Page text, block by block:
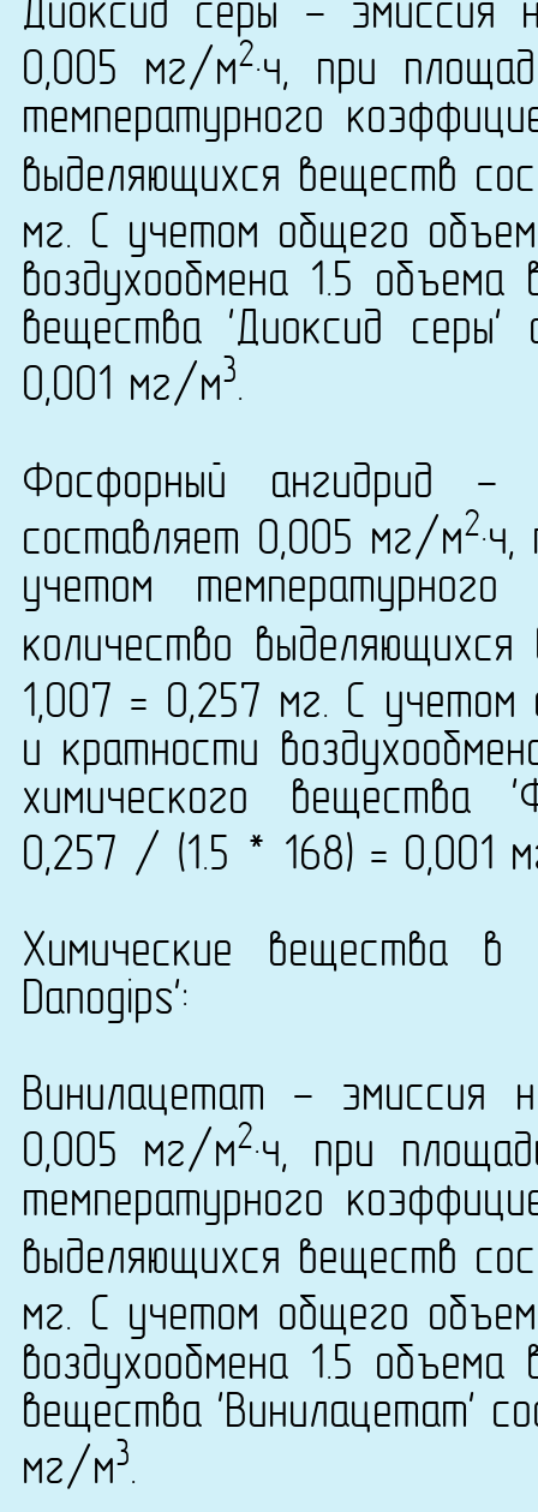
Диоксид серы - эмиссия
0,005 мг/м2·ч, при
температурного
выделяющихся веществ
мг. С учетом общего
воздухообмена 1.5
вещества 'Диоксид
0,001 мг/м3.
Фосфорный ангидрид -
составляет 0,005 мг/м2
учетом
количество
1,007 = 0,257 мг. С
и кратности
химического вещества
0,257 / (1.5 * 168) = 0,001
Химические вещества в
Danogips':
Винилацетат - эмиссия
0,005 мг/м2·ч, при
температурного
выделяющихся веществ
мг. С учетом общего
воздухообмена 1.5
вещества 'Винилацетат'
мг/м3.